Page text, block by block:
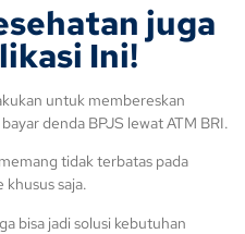
juga
Ini!
untuk membereskan
denda BPJS lewat ATM BRI.
tidak terbatas pada
saja.
bisa jadi solusi kebutuhan